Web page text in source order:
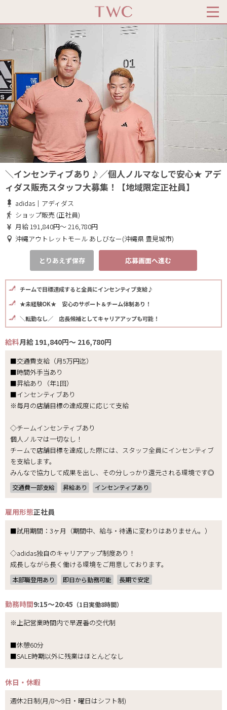
＼インセンティブあり♪／個人ノルマなしで安心★ アデ
ィダス販売スタッフ大募集！【地域限定正社員】
adidas｜アディダス
ショップ販売 (正社員)
月給 191,840円～ 216,780円
沖縄アウトレットモール あしびなー(沖縄県 豊見城市)
とりあえず保存 応募画面へ進む
チームで目標達成すると全員にインセンティブ支給♪
★未経験OK★ 安心のサポート＆チーム体制あり！
＼転勤なし／ 店長候補としてキャリアアップも可能！
給料月給 191,840円～ 216,780円
■交通費支給（月5万円迄）
■時間外手当あり
■昇給あり（年1回）
■インセンティブあり
※毎月の店舗目標の達成度に応じて支給
◇チームインセンティブあり
個人ノルマは一切なし！
チームで店舗目標を達成した際には、スタッフ全員にインセンティブ
を支給します。
みんなで協力して成果を出し、その分しっかり還元される環境です◎
交通費一部支給 昇給あり インセンティブあり
雇用形態正社員
■試用期間：3ヶ月（期間中、給与・待遇に変わりはありません。）
◇adidas独自のキャリアアップ制度あり！
成長しながら長く働ける環境をご用意しております。
本部職登用あり 即日から勤務可能 長期で安定
勤務時間9:15～20:45 （1日実働8時間）
※上記営業時間内で早遅番の交代制
■休憩60分
■SALE時期以外に残業はほとんどなし
休日・休暇
週休2日制(月/8～9日・曜日はシフト制)